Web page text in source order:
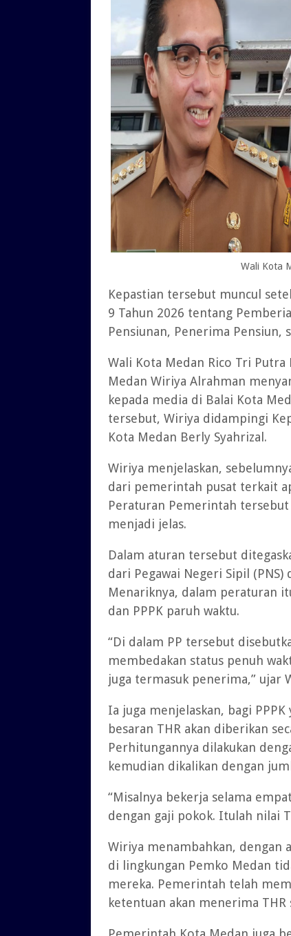
Wali Kota
Kepastian tersebut muncul
9 Tahun 2026 tentang
Pensiunan, Penerima Pensiun,
Wali Kota Medan Rico Tri Putra
Medan Wiriya Alrahman
kepada media di Balai Kota
tersebut, Wiriya didampingi
Kota Medan Berly Syahrizal.
Wiriya menjelaskan,
dari pemerintah pusat terkait
Peraturan Pemerintah
menjadi jelas.
Dalam aturan tersebut
dari Pegawai Negeri Sipil
Menariknya, dalam peraturan
dan PPPK paruh waktu.
“Di dalam PP tersebut
membedakan status penuh
juga termasuk penerima,” ujar
Ia juga menjelaskan, bagi
besaran THR akan diberikan
Perhitungannya dilakukan
kemudian dikalikan dengan
“Misalnya bekerja selama
dengan gaji pokok. Itulah nilai
Wiriya menambahkan, dengan
di lingkungan Pemko Medan
mereka. Pemerintah telah
ketentuan akan menerima